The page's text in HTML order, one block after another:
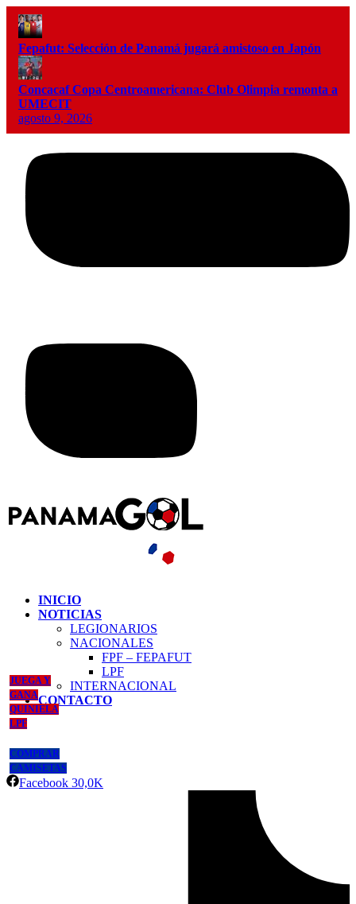
Fepafut: Selección de Panamá jugará amistoso en Japón
Concacaf Copa Centroamericana: Club Olimpia remonta a
UMECIT
agosto 9, 2026
INICIO
NOTICIAS
LEGIONARIOS
NACIONALES
FPF – FEPAFUT
LPF
INTERNACIONAL
CONTACTO
JUEGA Y
GANA
QUINIELA
LPF
COMPRAR
CAMISETAS
Facebook 30,0K